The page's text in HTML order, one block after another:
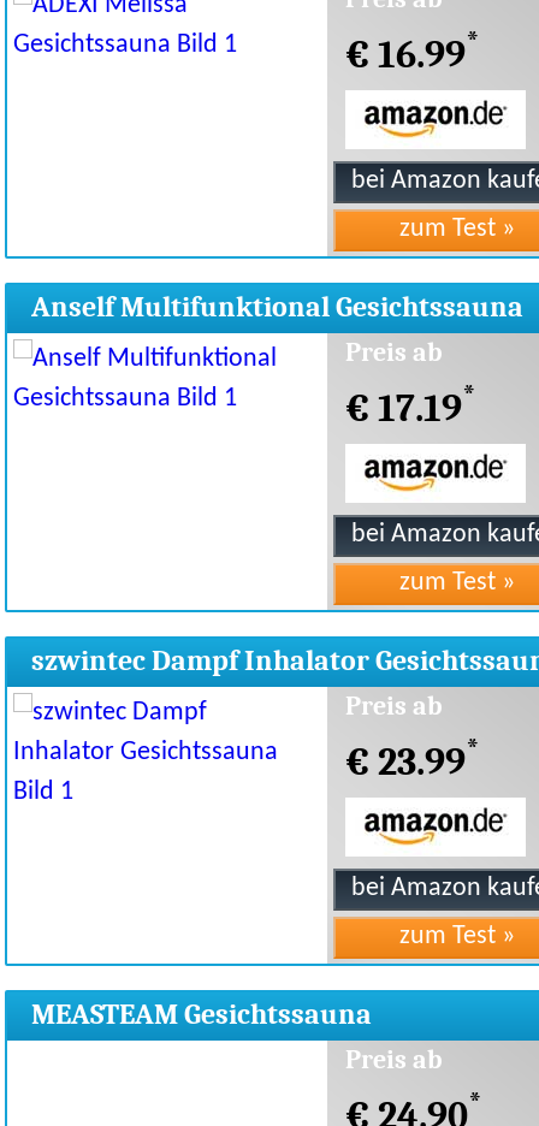
€ 16.99*
Anself Multifunktional Gesichtssauna
Preis ab
€ 17.19*
szwintec Dampf Inhalator
Preis ab
€ 23.99*
MEASTEAM Gesichtssauna
Preis ab
€ 24.90*